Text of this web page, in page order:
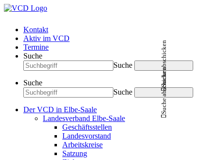
Kontakt
Aktiv im VCD
Termine
Suche
Suche
Suche abschicken
Suche
Suche
Suche abschicken
Der VCD in Elbe-Saale
Landesverband Elbe-Saale
Geschäftsstellen
Landesvorstand
Arbeitskreise
Satzung